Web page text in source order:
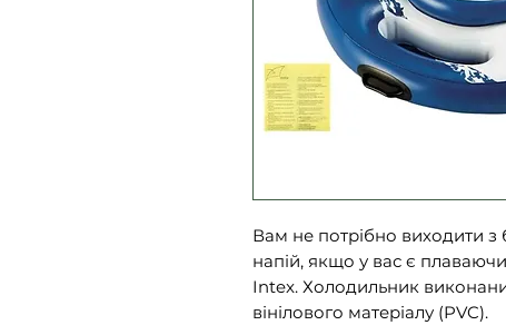
Вам не потрібно виходити
напій, якщо у вас є
Intex. Холодильник
вінілового матеріалу (PVC).